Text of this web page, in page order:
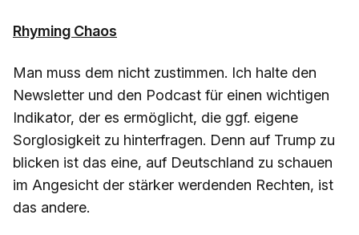
Rhyming Chaos
Man muss dem nicht zustimmen. Ich halte den
Newsletter und den Podcast für einen wichtigen
Indikator, der es ermöglicht, die ggf. eigene
Sorglosigkeit zu hinterfragen. Denn auf Trump zu
blicken ist das eine, auf Deutschland zu schauen
im Angesicht der stärker werdenden Rechten, ist
das andere.